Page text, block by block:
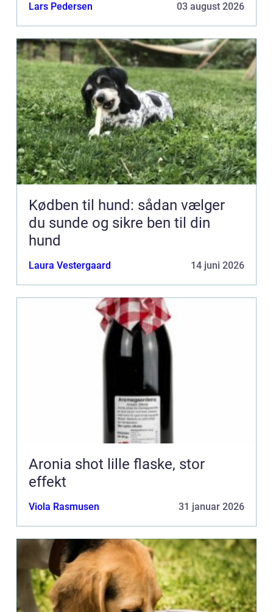
Lars Pedersen 03 august 2026
Kødben til hund: sådan vælger
du sunde og sikre ben til din
hund
Laura Vestergaard 14 juni 2026
Aronia shot lille flaske, stor
effekt
Viola Rasmusen 31 januar 2026